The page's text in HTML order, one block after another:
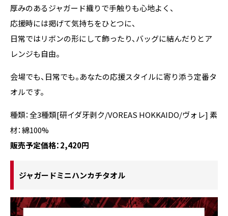
厚みのあるジャガード織りで手触りも心地よく、
応援時には掲げて気持ちをひとつに、
日常ではリボンの形にして飾ったり、バッグに結んだりとア
レンジも自由。
会場でも、日常でも。あなたの応援スタイルに寄り添う定番タ
オルです。
種類：全3種類[研イダ牙剥ク/VOREAS HOKKAIDO/ヴォレ] 素
材：綿100%
販売予定価格：2,420円
ジャガードミニハンカチタオル